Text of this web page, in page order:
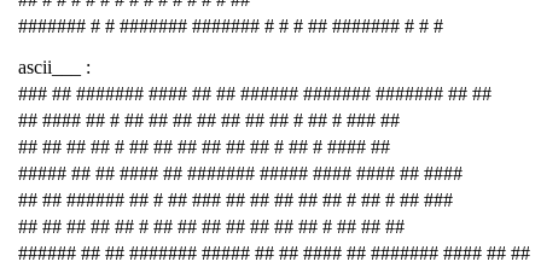
####### # # ####### ####### # # # ## ####### # # #
ascii___ :
### ## ####### #### ## ## ###### ####### ####### ## ##
## #### ## # ## ## ## ## ## ## ## # ## # ### ##
## ## ## ## # ## ## ## ## ## ## # ## # #### ##
##### ## ## #### ## ####### ##### #### #### ## ####
## ## ###### ## # ## ### ## ## ## ## ## # ## # ## ###
## ## ## ## ## # ## ## ## ## ## ## ## # ## ## ##
###### ## ## ####### ##### ## ## #### ## ####### #### ## ##